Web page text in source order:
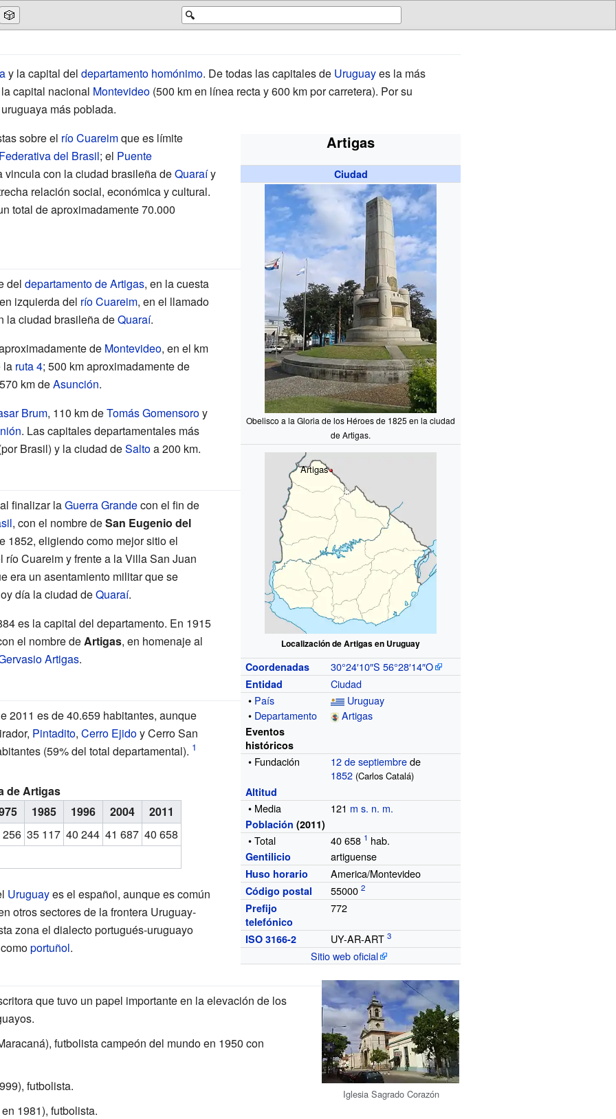
🔍
🎲
y la capital del departamento homónimo. De todas las capitales de Uruguayes la más
capital nacional Montevideo(500 km en línea recta y 600 km por carretera). Por su
más poblada.
Artigas
Ciudad
Obelisco a la Gloria de los Héroes de 1825 en la ciudad
de Artigas.
Artigas
Localización de Artigas en Uruguay
Coordenadas 30°24′10″S56°28′14″O
Entidad
Ciudad
• País
Uruguay
• Departamento Artigas
Eventos
históricos
• Fundación 12 de septiembrede
1852 (Carlos Catalá)
Altitud
• Media 121 m s. n. m.
Población (2011)
• Total 40 658 hab.
Gentilicio artiguense
Huso horario America/Montevideo
Código postal 55000
Prefijo
telefónico
772
ISO 3166-2
UY-AR-ART
Sitio web oficial
sobre el río Cuareimque es límite
del Brasil; el Puente
con la ciudad brasileña deQuaraíy
relación social, económica y cultural.
total de aproximadamente 70.000
del departamento de Artigas, en la cuesta
izquierda del río Cuareim, en el llamado
la ciudad brasileña deQuaraí.
de Montevideo, en el km
la ruta 4; 500 km aproximadamente de
km deAsunción.
Brum, 110 km deTomás Gomensoroy
. Las capitales departamentales más
Brasil) y la ciudad deSaltoa 200 km.
finalizar laGuerra Grandecon el fin de
, con el nombre deSan Eugenio del
1852, eligiendo como mejor sitio el
Cuareim y frente a la Villa San Juan
era un asentamiento militar que se
día la ciudad deQuaraí.
es la capital del departamento. En 1915
el nombre de Artigas, en homenaje al
Artigas.
Iglesia Sagrado Corazón
2011 es de 40.659 habitantes, aunque
Pintadito, Cerro Ejidoy Cerro San
(59% del total departamental).
de Artigas
1985 1996 2004
2011
256 35 117 40 244 41 687 40 658
Uruguayes el español, aunque es común
otros sectores de la frontera Uruguay-
zona el dialecto portugués-uruguayo
portuñol.
que tuvo un papel importante en la elevación de los
futbolista campeón del mundo en 1950 con
futbolista.
1981), futbolista.